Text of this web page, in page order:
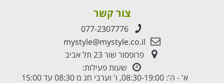
צור קשר
077-2307776
mystyle@mystyle.co.il
פרופסור שור 23 תל אביב
שעות פעילות:
א' - ה': 08:30-19:00, ו' וערבי חג מ 08:30 עד 15:00